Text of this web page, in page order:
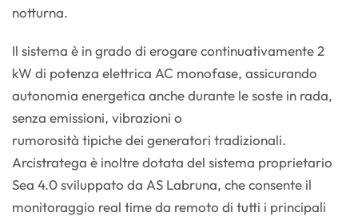
notturna.
Il sistema è in grado di erogare continuativamente 2
kW di potenza elettrica AC monofase, assicurando
autonomia energetica anche durante le soste in rada,
senza emissioni, vibrazioni o
rumorosità tipiche dei generatori tradizionali.
Arcistratega è inoltre dotata del sistema proprietario
Sea 4.0 sviluppato da AS Labruna, che consente il
monitoraggio real time da remoto di tutti i principali